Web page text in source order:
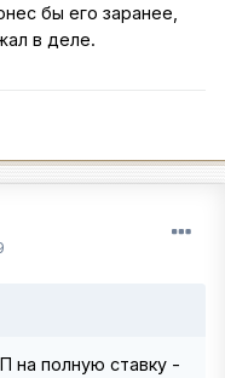
бы его заранее,
в деле.
на полную ставку -